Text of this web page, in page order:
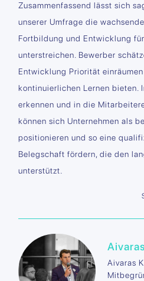
Zusammenfassend lässt sich
unserer Umfrage die
Fortbildung und Entwicklung
unterstreichen. Bewerber
Entwicklung Priorität
kontinuierlichen Lernen bieten.
erkennen und in die
können sich Unternehmen als
positionieren und so eine
Belegschaft fördern, die den
unterstützt.
Aivaras